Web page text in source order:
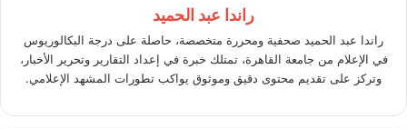
راندا عبد الحميد
راندا عبد الحميد صحفية ومحررة متخصصة، حاصلة على درجة البكالوريوس
في الإعلام من جامعة القاهرة، تمتلك خبرة في إعداد التقارير وتحرير الأخبار،
وتركز على تقديم محتوى دقيق وموثوق يواكب تطورات المشهد الإعلامي.